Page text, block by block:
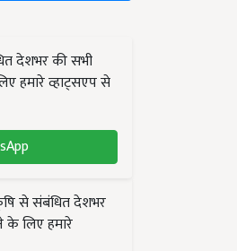
देशभर की सभी
हमारे व्हाट्सएप से
से संबंधित देशभर
लिए हमारे